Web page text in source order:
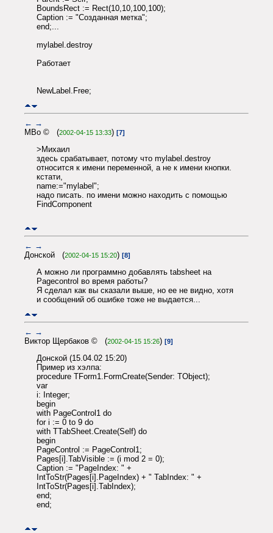
BoundsRect := Rect(10,10,100,100);
Caption := "Созданная метка";
end;...
mylabel.destroy
Работает
NewLabel.Free;
← →
MBo © (2002-04-15 13:33) [7]
>Михаил
здесь срабатывает, потому что mylabel.destroy
относится к имени переменной, а не к имени кнопки.
кстати,
name:="mylabel";
надо писать. по имени можно находить с помощью
FindComponent
← →
Донской (2002-04-15 15:20) [8]
А можно ли программно добавлять tabsheet на
Pagecontrol во время работы?
Я сделал как вы сказали выше, но ее не видно, хотя
и сообщений об ошибке тоже не выдается...
← →
Виктор Щербаков © (2002-04-15 15:26) [9]
Донской (15.04.02 15:20)
Пример из хэлпа:
procedure TForm1.FormCreate(Sender: TObject);
var
i: Integer;
begin
with PageControl1 do
for i := 0 to 9 do
with TTabSheet.Create(Self) do
begin
PageControl := PageControl1;
Pages[i].TabVisible := (i mod 2 = 0);
Caption := "PageIndex: " +
IntToStr(Pages[i].PageIndex) + " TabIndex: " +
IntToStr(Pages[i].TabIndex);
end;
end;